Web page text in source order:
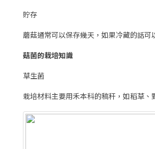
貯存
蘑菇通常可以保存幾天，如果冷藏的話
菇菌的栽培知識
草生菌
栽培材料主要用禾本科的稿秆，如稻草